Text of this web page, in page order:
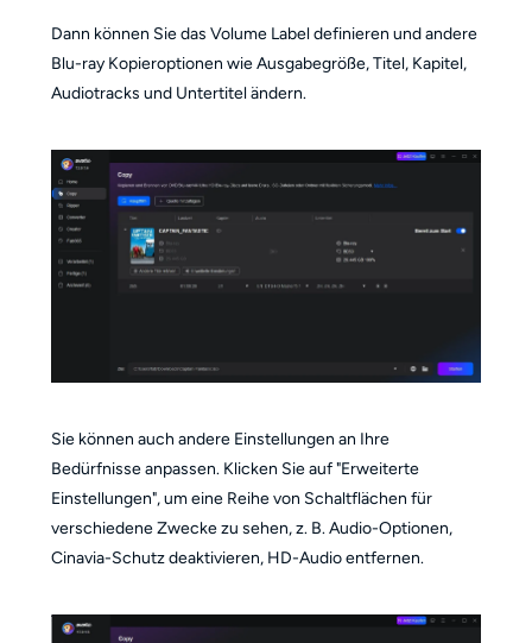
Dann können Sie das Volume Label definieren und andere
Blu-ray Kopieroptionen wie Ausgabegröße, Titel, Kapitel,
Audiotracks und Untertitel ändern.
Sie können auch andere Einstellungen an Ihre
Bedürfnisse anpassen. Klicken Sie auf "Erweiterte
Einstellungen", um eine Reihe von Schaltflächen für
verschiedene Zwecke zu sehen, z. B. Audio-Optionen,
Cinavia-Schutz deaktivieren, HD-Audio entfernen.